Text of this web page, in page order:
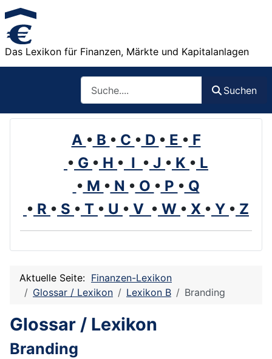
Das Lexikon für Finanzen, Märkte und Kapitalanlagen
Suchen
A • B • C • D • E • F
• G • H • I • J • K • L
• M • N • O • P • Q
• R • S • T • U • V • W • X • Y • Z
Aktuelle Seite: Finanzen-Lexikon
Glossar / Lexikon
Lexikon B Branding
Glossar / Lexikon
Branding